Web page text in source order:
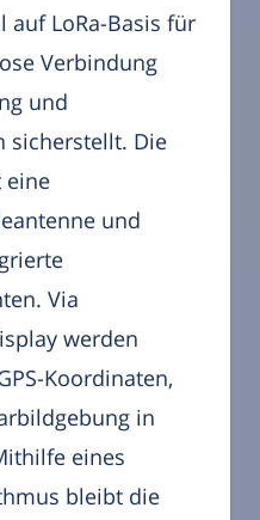
auf LoRa-Basis für
Verbindung
und
sicherstellt. Die
eine
und
Via
werden
Koordinaten,
in
eines
bleibt die